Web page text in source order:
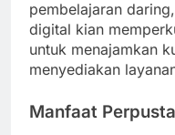
pembelajaran
digital kian
untuk menajamkan
menyediakan
Manfaat